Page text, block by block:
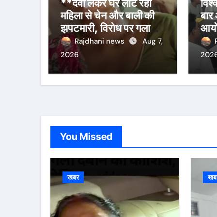
**दवा लेकर घर लौट रही
महिला से चेन और बाली की
झपटमारी, विरोध पर गला
दबाने का प्रयास**
Rajdhani news
Aug 7,
2026
You Missed
खबर